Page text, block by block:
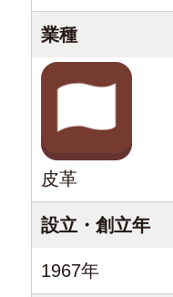
業種
皮革
設立・創立年
1967年